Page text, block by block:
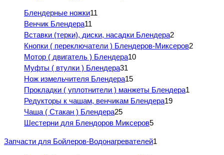
Блендерные ножки11
Венчик Блендера11
Вставки (терки), диски, насадки Блендера2
Кнопки ( переключатели ) Блендеров-Миксеров2
Мотор ( двигатель ) Блендера10
Муфты ( втулки ) Блендера31
Нож измельчителя Блендера15
Прокладки ( уплотнители ) манжеты Блендера1
Редукторы к чашам, венчикам Блендера19
Чаша ( Стакан ) Блендера25
Шестерни для Блендоров Миксеров5
Запчасти для Бойлеров-Водонагревателей1